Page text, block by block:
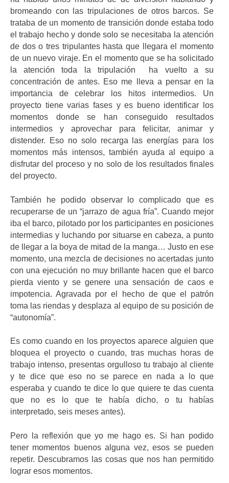
bromeando con las tripulaciones de otros barcos. Se
trataba de un momento de transición donde estaba todo
el trabajo hecho y donde solo se necesitaba la atención
de dos o tres tripulantes hasta que llegara el momento
de un nuevo viraje. En el momento que se ha solicitado
la atención toda la tripulación ha vuelto a su
concentración de antes. Eso me lleva a pensar en la
importancia de celebrar los hitos intermedios. Un
proyecto tiene varias fases y es bueno identificar los
momentos donde se han conseguido resultados
intermedios y aprovechar para felicitar, animar y
distender. Eso no solo recarga las energías para los
momentos más intensos, también ayuda al equipo a
disfrutar del proceso y no solo de los resultados finales
del proyecto.
También he podido observar lo complicado que es
recuperarse de un “jarrazo de agua fría”. Cuando mejor
iba el barco, pilotado por los participantes en posiciones
intermedias y luchando por situarse en cabeza, a punto
de llegar a la boya de mitad de la manga… Justo en ese
momento, una mezcla de decisiones no acertadas junto
con una ejecución no muy brillante hacen que el barco
pierda viento y se genere una sensación de caos e
impotencia. Agravada por el hecho de que el patrón
toma las riendas y desplaza al equipo de su posición de
“autonomía”.
Es como cuando en los proyectos aparece alguien que
bloquea el proyecto o cuando, tras muchas horas de
trabajo intenso, presentas orgulloso tu trabajo al cliente
y te dice que eso no se parece en nada a lo que
esperaba y cuando te dice lo que quiere te das cuenta
que no es lo que te había dicho, o tu habías
interpretado, seis meses antes).
Pero la reflexión que yo me hago es. Si han podido
tener momentos buenos alguna vez, esos se pueden
repetir. Descubramos las cosas que nos han permitido
lograr esos momentos.